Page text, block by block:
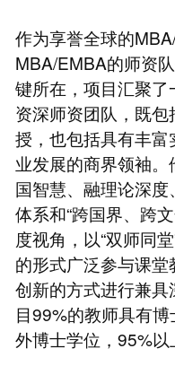
作为享誉全球的
MBA/EMBA的师资
键所在，项目汇聚了
资深师资团队，既
授，也包括具有丰
业发展的商界领袖。
国智慧、融理论深度
体系和“跨国界、跨
度视角，以“双师同
的形式广泛参与课
创新的方式进行兼
目99%的教师具有
外博士学位，95%以